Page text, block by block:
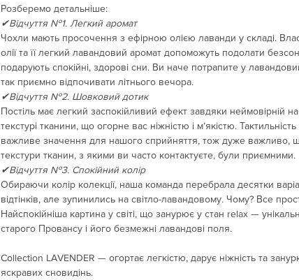
Розберемо детальніше:
✔Відчуття №1. Легкий аромат
Чохли мають просочення з ефірною олією лаванди у складі.
олії та її легкий лавандовий аромат допоможуть подолати
подарують спокійні, здорові сни. Ви наче потрапите у
так приємно відпочивати літнього вечора.
✔Відчуття №2. Шовковий дотик
Постіль має легкий заспокійливий ефект завдяки неймовірній
текстурі тканини, що огорне вас ніжністю і м’якістю.
важливе значення для нашого сприйняття, тож дуже важливо,
текстури тканин, з якими ви часто контактуєте, були приємними.
✔Відчуття №3. Спокійний колір
Обираючи колір колекції, наша команда перебрала десятки
відтінків, але зупинились на світло-лавандовому. Чому? Все
Найспокійніша картина у світі, що занурює у стан relax —
старого Провансу і його безмежні лавандові поля.
Collection LAVENDER — огортає легкістю, дарує ніжність та
яскравих сновидінь.